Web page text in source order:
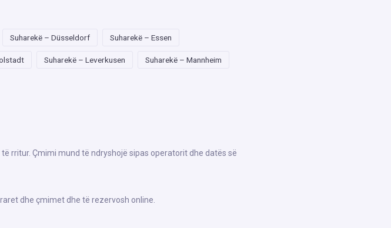
Suharekë – Düsseldorf Suharekë – Essen
Suharekë – Leverkusen Suharekë – Mannheim
rritur. Çmimi mund të ndryshojë sipas operatorit dhe datës së
dhe çmimet dhe të rezervosh online.